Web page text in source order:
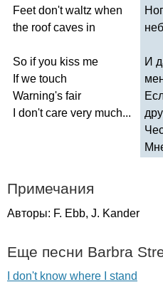
Feet don't waltz when
the roof caves in
So if you kiss me
If we touch
Warning's fair
don't care very much...
И
Примечания
Авторы: F. Ebb, J. Kander
Еще песни Barbra
I don't know where I stand